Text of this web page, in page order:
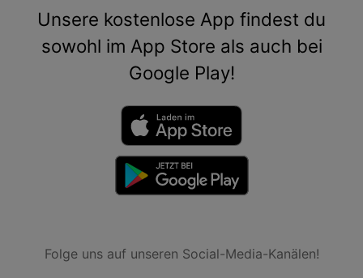
Unsere kostenlose App findest du
sowohl im App Store als auch bei
Google Play!
Folge uns auf unseren Social-Media-Kanälen!